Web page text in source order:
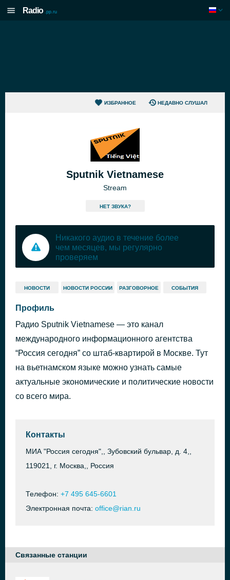
Radio .pp.ru
ИЗБРАННОЕ НЕДАВНО СЛУШАЛ
Sputnik Vietnamese
Stream
HЕТ ЗВУКА?
Никакого аудио в течение более
чем месяцев, мы регулярно
проверяем
НОВОСТИ НОВОСТИ РОССИИ РАЗГОВОРНОЕ СОБЫТИЯ
Профиль
Радио Sputnik Vietnamese — это канал
международного информационного агентства
“Россия сегодня” со штаб-квартирой в Москве. Тут
на вьетнамском языке можно узнать самые
актуальные экономические и политические новости
со всего мира.
Контакты
МИА "Россия сегодня",, Зубовский бульвар, д. 4,,
119021, г. Москва,, Россия
Телефон: +7 495 645-6601
Электронная почта: office@rian.ru
Связанные станции